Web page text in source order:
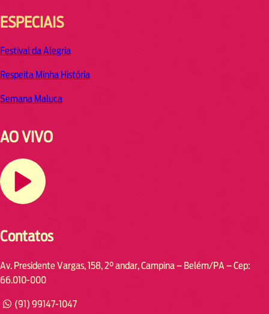
ESPECIAIS
Festival da Alegria
Respeita Minha História
Semana Maluca
AO VIVO
Contatos
Av. Presidente Vargas, 158, 2° andar, Campina – Belém/PA – Cep:
66.010-000
(91) 99147-1047